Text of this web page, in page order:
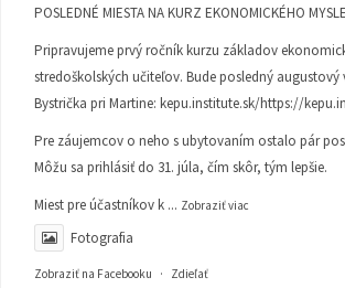
POSLEDNÉ MIESTA NA KURZ EKONOMICKÉHO
Pripravujeme prvý ročník kurzu základov
stredoškolských učiteľov. Bude posledný augustový
Bystrička pri Martine: kepu.institute.sk/https://
Pre záujemcov o neho s ubytovaním ostalo pár
Môžu sa prihlásiť do 31. júla, čím skôr, tým lepšie.
Miest pre účastníkov k ... Zobraziť viac
Fotografia
Zobraziť na Facebooku · Zdieľať